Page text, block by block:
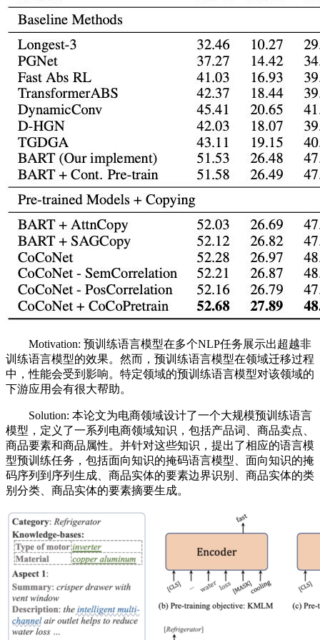
Motivation: 预训练语言模型在多个NLP任务展示出超越非
训练语言模型的效果。然而，预训练语言模型在领域迁移过程
中，性能会受到影响。特定领域的预训练语言模型对该领域的
下游应用会有很大帮助。
Solution: 本论文为电商领域设计了一个大规模预训练语言
模型，定义了一系列电商领域知识，包括产品词、商品卖点、
商品要素和商品属性。并针对这些知识，提出了相应的语言模
型预训练任务，包括面向知识的掩码语言模型、面向知识的掩
码序列到序列生成、商品实体的要素边界识别、商品实体的类
别分类、商品实体的要素摘要生成。